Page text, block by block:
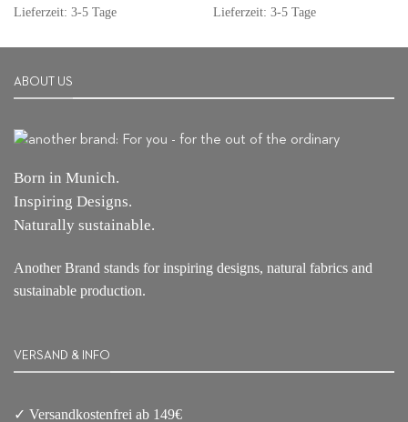
Lieferzeit: 3-5 Tage Lieferzeit: 3-5 Tage
ABOUT US
Born in Munich.
Inspiring Designs.
Naturally sustainable.
Another Brand stands for inspiring designs, natural fabrics and
sustainable production.
VERSAND & INFO
✓ Versandkostenfrei ab 149€